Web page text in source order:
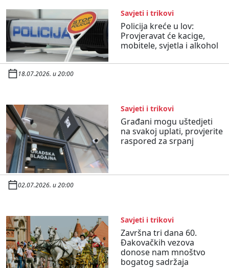
Savjeti i trikovi
Policija kreće u lov:
Provjeravat će kacige,
mobitele, svjetla i alkohol
18.07.2026. u 20:00
Savjeti i trikovi
Građani mogu uštedjeti
na svakoj uplati, provjerite
raspored za srpanj
02.07.2026. u 20:00
Savjeti i trikovi
Završna tri dana 60.
Đakovačkih vezova
donose nam mnoštvo
bogatog sadržaja